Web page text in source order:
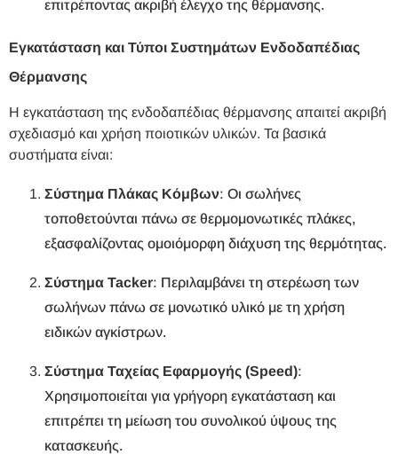
επιτρέποντας ακριβή έλεγχο της θέρμανσης.
Εγκατάσταση και Τύποι Συστημάτων Ενδοδαπέδιας
Θέρμανσης
Η εγκατάσταση της ενδοδαπέδιας θέρμανσης απαιτεί ακριβή
σχεδιασμό και χρήση ποιοτικών υλικών. Τα βασικά
συστήματα είναι:
Σύστημα Πλάκας Κόμβων: Οι σωλήνες
τοποθετούνται πάνω σε θερμομονωτικές πλάκες,
εξασφαλίζοντας ομοιόμορφη διάχυση της θερμότητας.
Σύστημα Tacker: Περιλαμβάνει τη στερέωση των
σωλήνων πάνω σε μονωτικό υλικό με τη χρήση
ειδικών αγκίστρων.
Σύστημα Ταχείας Εφαρμογής (Speed):
Χρησιμοποιείται για γρήγορη εγκατάσταση και
επιτρέπει τη μείωση του συνολικού ύψους της
κατασκευής.